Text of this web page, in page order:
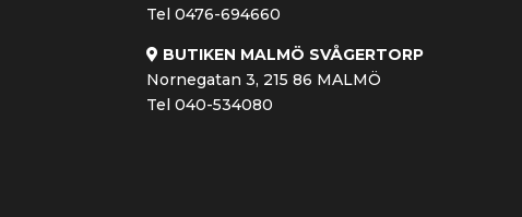
Tel 0476-694660
BUTIKEN MALMÖ SVÅGERTORP
Nornegatan 3, 215 86 MALMÖ
Tel 040-534080